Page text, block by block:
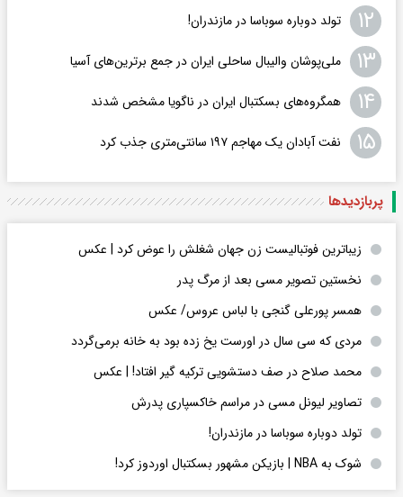
۱۲ تولد دوباره سوباسا در مازندران!
۱۳ ملی‌پوشان والیبال ساحلی ایران در جمع برترین‌های آسیا
۱۴ همگروه‌های بسکتبال ایران در ناگویا مشخص شدند
۱۵ نفت آبادان یک مهاجم ۱۹۷ سانتی‌متری جذب کرد
پربازدید‌ها
زیباترین فوتبالیست زن جهان شغلش را عوض کرد | عکس
نخستین تصویر مسی بعد از مرگ پدر
همسر پورعلی گنجی با لباس عروس/ عکس
مردی که سی سال در اورست یخ زده بود به خانه برمی‌گردد
محمد صلاح در صف دستشویی ترکیه گیر افتاد! | عکس
تصاویر لیونل مسی در مراسم خاکسپاری پدرش
تولد دوباره سوباسا در مازندران!
شوک به NBA | بازیکن مشهور بسکتبال اوردوز کرد!